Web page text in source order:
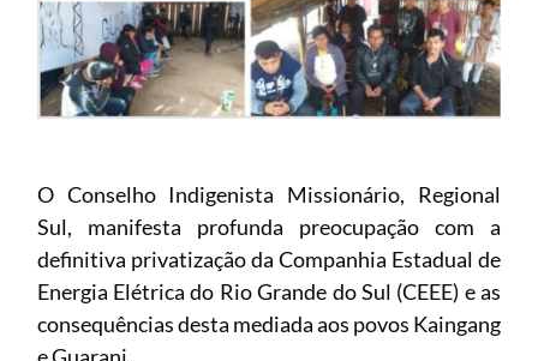
O Conselho Indigenista Missionário, Regional
Sul, manifesta profunda preocupação com a
definitiva privatização da Companhia Estadual de
Energia Elétrica do Rio Grande do Sul (CEEE) e as
consequências desta mediada aos povos Kaingang